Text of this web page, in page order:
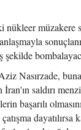
nükleer müzakere
Nasırzade,
saldırı
başarılı
dayatılırsa